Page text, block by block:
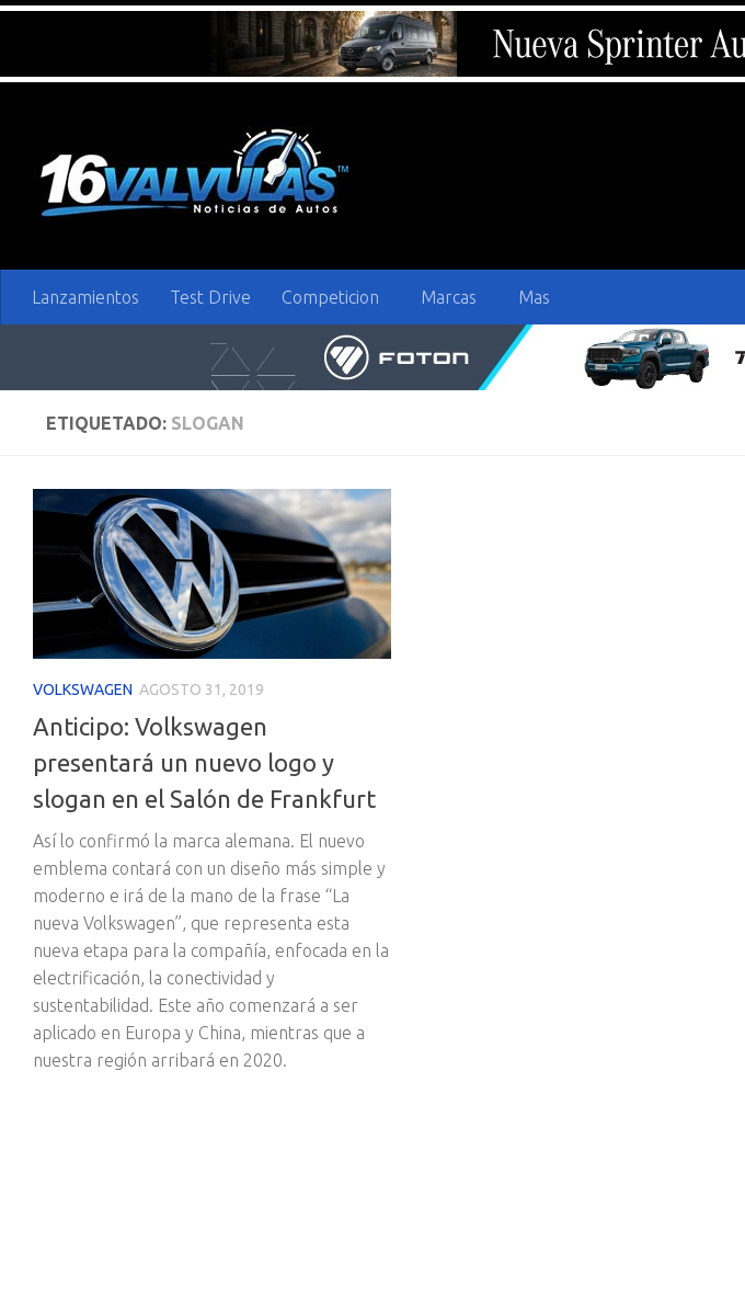
Lanzamientos Test Drive Competicion Marcas Mas
ETIQUETADO: SLOGAN
VOLKSWAGEN AGOSTO 31, 2019
Anticipo: Volkswagen
presentará un nuevo logo y
slogan en el Salón de Frankfurt
Así lo confirmó la marca alemana. El nuevo
emblema contará con un diseño más simple y
moderno e irá de la mano de la frase “La
nueva Volkswagen”, que representa esta
nueva etapa para la compañía, enfocada en la
electrificación, la conectividad y
sustentabilidad. Este año comenzará a ser
aplicado en Europa y China, mientras que a
nuestra región arribará en 2020.